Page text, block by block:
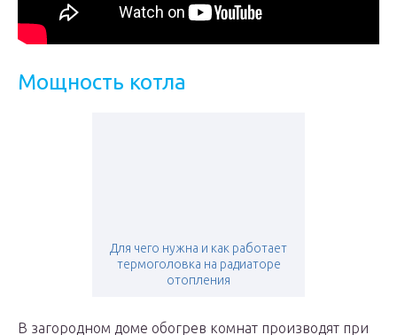
Мощность котла
Для чего нужна и как работает
термоголовка на радиаторе
отопления
В загородном доме обогрев комнат производят при